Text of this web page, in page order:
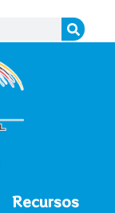
Recursos